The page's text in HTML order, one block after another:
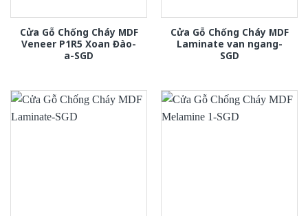
Cửa Gỗ Chống Cháy MDF
Veneer P1R5 Xoan Đào-
a-SGD
Cửa Gỗ Chống Cháy MDF
Laminate van ngang-
SGD